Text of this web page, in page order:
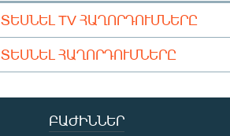
ՏԵՍՆԵԼ TV ՀԱՂՈՐԴՈՒՄՆԵՐԸ
ՏԵՍՆԵԼ ՀԱՂՈՐԴՈՒՄՆԵՐԸ
ԲԱԺԻՆՆԵՐ